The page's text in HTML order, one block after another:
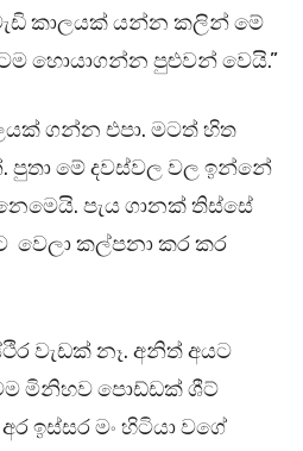
කාලයක් යන්න කලින් මේ
හොයාගන්න පුළුවන් වෙයි.”
ගන්න එපා. මටත් හිත
මේ දවස්වල වල ඉන්නේ
පැය ගානක් තිස්සේ
වෙලා කල්පනා කර කර
වැඩක් නෑ. අනිත් අයට
මිනිහව පොඩ්ඩක් ශීට්
ඉස්සර මං හිටියා වගේ